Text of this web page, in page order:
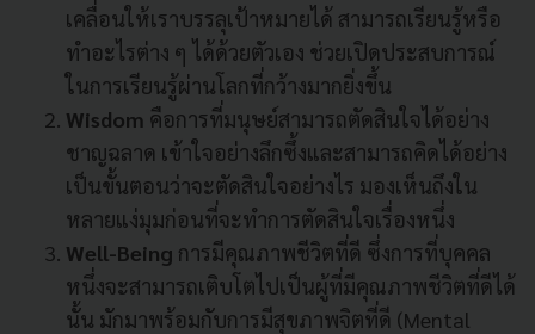
เคลื่อนให้เราบรรลุเป้าหมายได้ สามารถเรียนรู้หรือ
ทำอะไรต่าง ๆ ได้ด้วยตัวเอง ช่วยเปิดประสบการณ์
ในการเรียนรู้ผ่านโลกที่กว้างมากยิ่งขึ้น
Wisdom คือการที่มนุษย์สามารถตัดสินใจได้อย่าง
ชาญฉลาด เข้าใจอย่างลึกซึ้งและสามารถคิดได้อย่าง
เป็นขั้นตอนว่าจะตัดสินใจอย่างไร มองเห็นถึงใน
หลายแง่มุมก่อนที่จะทำการตัดสินใจเรื่องหนึ่ง
Well-Being การมีคุณภาพชีวิตที่ดี ซึ่งการที่บุคคล
หนึ่งจะสามารถเติบโตไปเป็นผู้ที่มีคุณภาพชีวิตที่ดีได้
นั้น มักมาพร้อมกับการมีสุขภาพจิตที่ดี (Mental